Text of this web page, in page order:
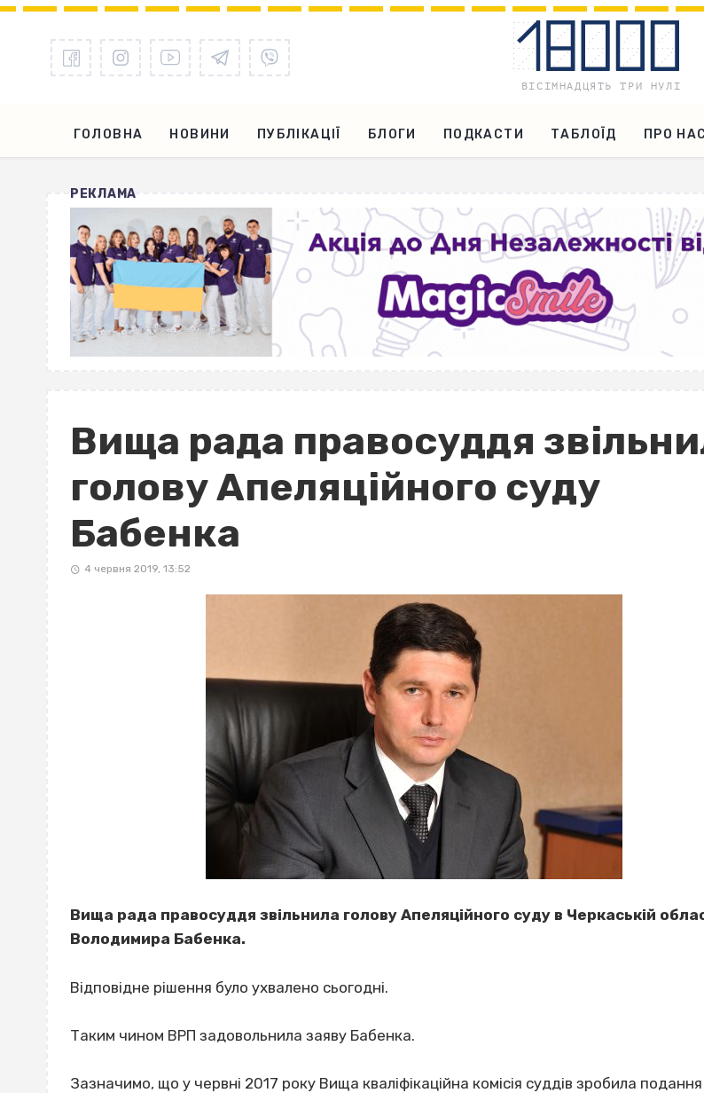
ГОЛОВНА НОВИНИ ПУБЛІКАЦІЇ БЛОГИ ПОДКАСТИ ТАБЛОЇД ПРО НАС
РЕКЛАМА
Вища рада правосуддя
голову Апеляційного суду
Бабенка
4 червня 2019, 13:52
Вища рада правосуддя звільнила голову Апеляційного суду в Черкаській
Володимира Бабенка.
Відповідне рішення було ухвалено сьогодні.
Таким чином ВРП задовольнила заяву Бабенка.
Зазначимо, що у червні 2017 року Вища кваліфікаційна комісія суддів зробила